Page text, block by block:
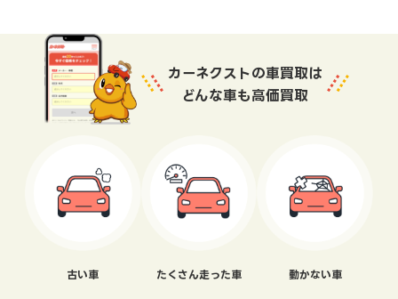
カーネクストの車買取は
どんな車も高価買取
古い車 たくさん走った車 動かない車